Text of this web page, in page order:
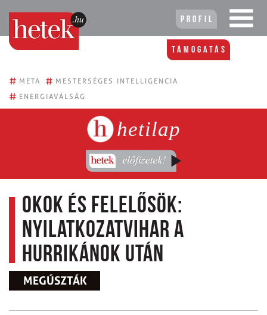
Profil
Támogatás
# META # MESTERSÉGES INTELLIGENCIA
# ENERGIAVÁLSÁG
hetilap
Okok és felelősök:
nyilatkozatvihar a
hurrikánok után
MEGÚSZTÁK